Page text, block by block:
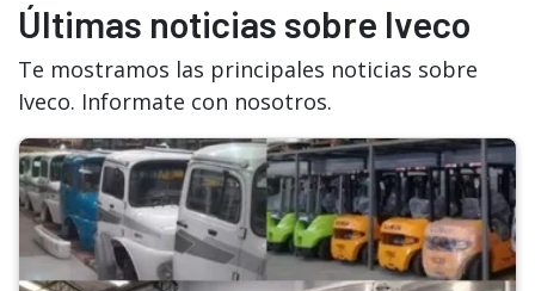
Últimas noticias sobre Iveco
Te mostramos las principales noticias sobre
Iveco. Informate con nosotros.